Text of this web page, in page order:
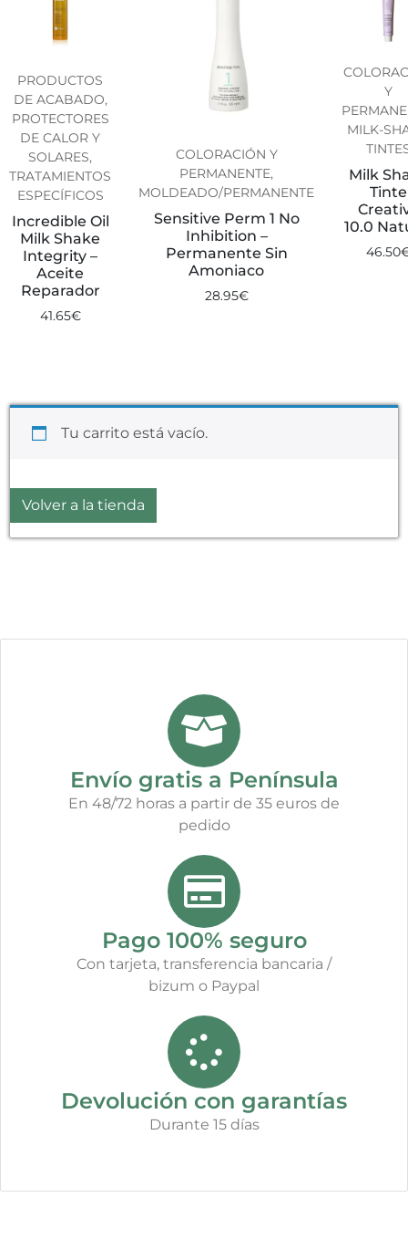
PRODUCTOS
DE ACABADO,
PROTECTORES
DE CALOR Y
SOLARES,
TRATAMIENTOS
ESPECÍFICOS
Incredible Oil
Milk Shake
Integrity –
Aceite
Reparador
41.65€
COLORACIÓN Y
PERMANENTE,
MOLDEADO/PERMANENTE
Sensitive Perm 1 No
Inhibition –
Permanente Sin
Amoniaco
28.95€
Y
MILK-
Milk
Tinte
10.0
46.50
Tu carrito está vacío.
Volver a la tienda
Envío gratis a Península
En 48/72 horas a partir de 35 euros de
pedido
Pago 100% seguro
Con tarjeta, transferencia bancaria /
bizum o Paypal
Devolución con garantías
Durante 15 días